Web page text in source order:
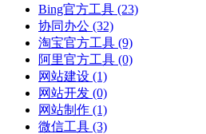
Bing官方工具 (23)
协同办公 (32)
淘宝官方工具 (9)
阿里官方工具 (0)
网站建设 (1)
网站开发 (0)
网站制作 (1)
微信工具 (3)